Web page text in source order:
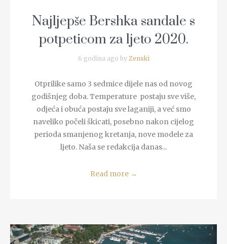
Najljepše Bershka sandale s
potpeticom za ljeto 2020.
6 godina ago by Zenski
Otprilike samo 3 sedmice dijele nas od novog
godišnjeg doba. Temperature postaju sve više,
odjeća i obuća postaju sve laganiji, a već smo
naveliko počeli škicati, posebno nakon cijelog
perioda smanjenog kretanja, nove modele za
ljeto. Naša se redakcija danas...
Read more →